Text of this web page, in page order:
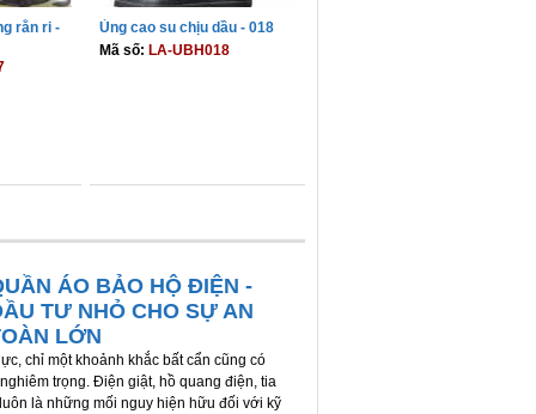
rằn ri -
Ủng cao su chịu dầu - 018
Mã số: LA-UBH018
ÁO BẢO HỘ ĐIỆN -
TƯ NHỎ CHO SỰ AN
LỚN
chỉ một khoảnh khắc bất cẩn cũng có
trọng. Điện giật, hồ quang điện, tia
là những mối nguy hiện hữu đối với kỹ